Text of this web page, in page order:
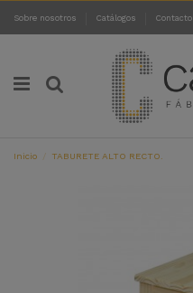
Sobre nosotros Catálogos Contacto
Inicio TABURETE ALTO RECTO.